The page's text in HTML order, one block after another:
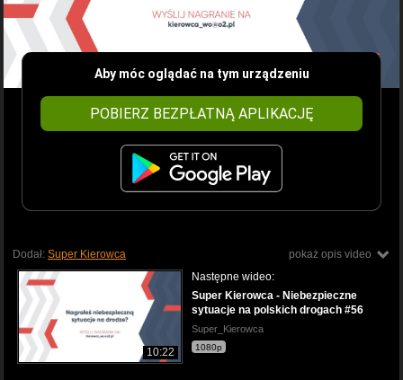
Aby móc oglądać na tym urządzeniu
POBIERZ BEZPŁATNĄ APLIKACJĘ
pokaż opis video
Dodał: Super Kierowca
10:22
Następne wideo:
Super Kierowca - Niebezpieczne
sytuacje na polskich drogach #56
Super_Kierowca
1080p